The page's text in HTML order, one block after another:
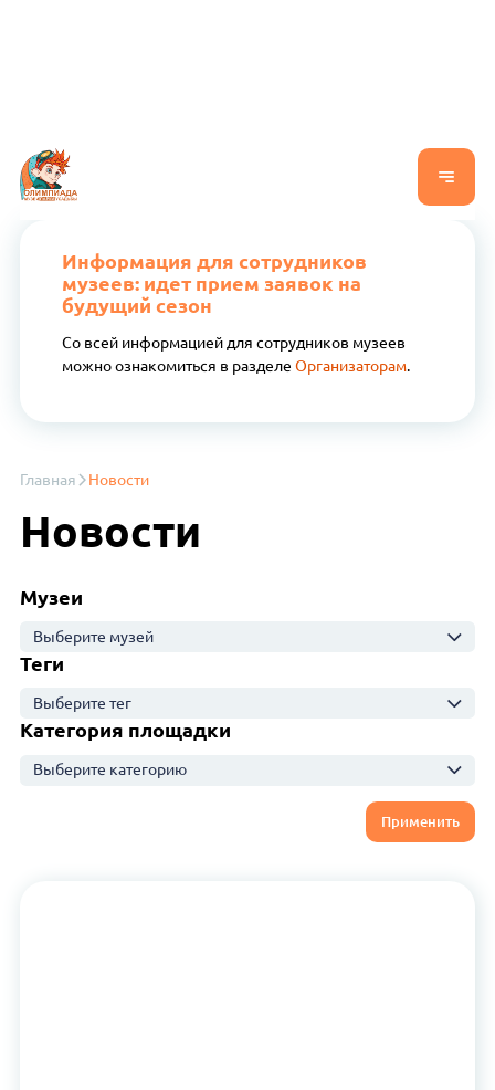
Информация для сотрудников
музеев: идет прием заявок на
будущий сезон
Со всей информацией для сотрудников музеев
можно ознакомиться в разделе Организаторам.
Главная Новости
Новости
Музеи
Выберите музей
Теги
Выберите тег
Категория площадки
Выберите категорию
Применить